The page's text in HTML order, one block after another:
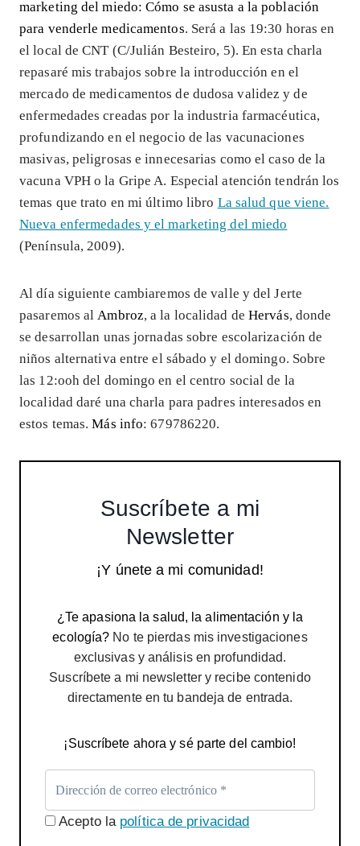
marketing del miedo: Cómo se asusta a la población
para venderle medicamentos. Será a las 19:30 horas en
el local de CNT (C/Julián Besteiro, 5). En esta charla
repasaré mis trabajos sobre la introducción en el
mercado de medicamentos de dudosa validez y de
enfermedades creadas por la industria farmacéutica,
profundizando en el negocio de las vacunaciones
masivas, peligrosas e innecesarias como el caso de la
vacuna VPH o la Gripe A. Especial atención tendrán los
temas que trato en mi último libro La salud que viene.
Nueva enfermedades y el marketing del miedo
(Península, 2009).
Al día siguiente cambiaremos de valle y del Jerte
pasaremos al Ambroz, a la localidad de Hervás, donde
se desarrollan unas jornadas sobre escolarización de
niños alternativa entre el sábado y el domingo. Sobre
las 12:ooh del domingo en el centro social de la
localidad daré una charla para padres interesados en
estos temas.Más info: 679786220.
Suscríbete a mi
Newsletter
¡Y únete a mi comunidad!
¿Te apasiona la salud, la alimentación y la
ecología? No te pierdas mis investigaciones
exclusivas y análisis en profundidad.
Suscríbete a mi newsletter y recibe contenido
directamente en tu bandeja de entrada.
¡Suscríbete ahora y sé parte del cambio!
Acepto la política de privacidad